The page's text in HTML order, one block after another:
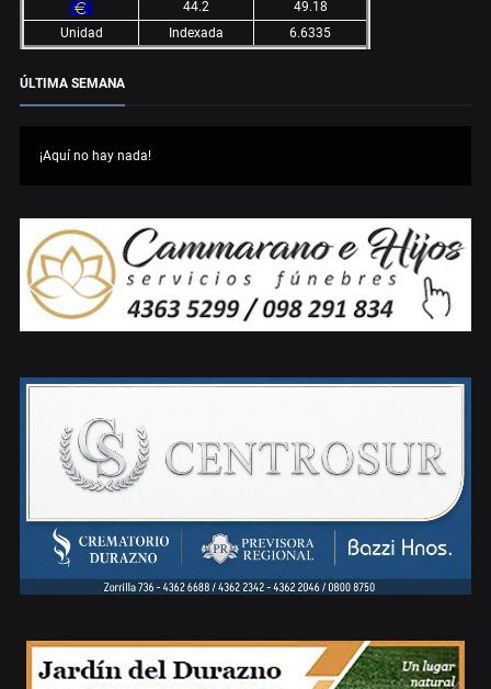
44.2
49.18
Unidad
Indexada 6.6335
ÚLTIMA SEMANA
¡Aquí no hay nada!